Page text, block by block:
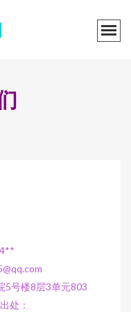
5号楼8层3单元803
处：